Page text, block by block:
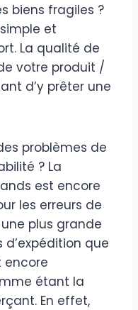
biens fragiles ?
et
La qualité de
votre produit /
d’y prêter une
problèmes de
? La
est encore
les erreurs de
plus grande
que
encore
étant la
En effet,